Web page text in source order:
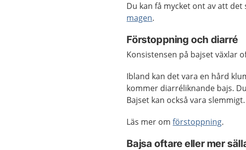
Du kan få mycket ont av att
magen.
Förstoppning och diarré
Konsistensen på bajset växlar
Ibland kan det vara en hård
kommer diarréliknande bajs.
Bajset kan också vara slemmigt.
Läs mer omförstoppning.
Bajsa oftare eller mer